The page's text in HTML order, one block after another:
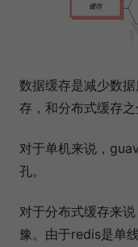
数据缓存是减少数
存，和分布式缓存之
对于单机来说，
孔。
对于分布式缓存来
豫。由于redis是单